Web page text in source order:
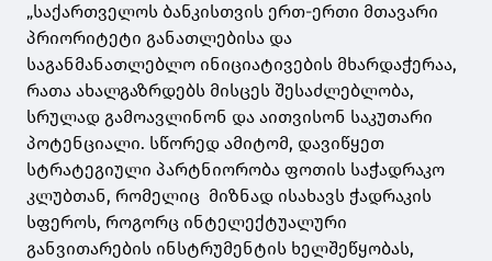
„საქართველოს ბანკისთვის ერთ-ერთი მთავარი
პრიორიტეტი განათლებისა და
საგანმანათლებლო ინიციატივების მხარდაჭერაა,
რათა ახალგაზრდებს მისცეს შესაძლებლობა,
სრულად გამოავლინონ და აითვისონ საკუთარი
პოტენციალი. სწორედ ამიტომ, დავიწყეთ
სტრატეგიული პარტნიორობა ფოთის საჭადრაკო
კლუბთან, რომელიც მიზნად ისახავს ჭადრაკის
სფეროს, როგორც ინტელექტუალური
განვითარების ინსტრუმენტის ხელშეწყობას,